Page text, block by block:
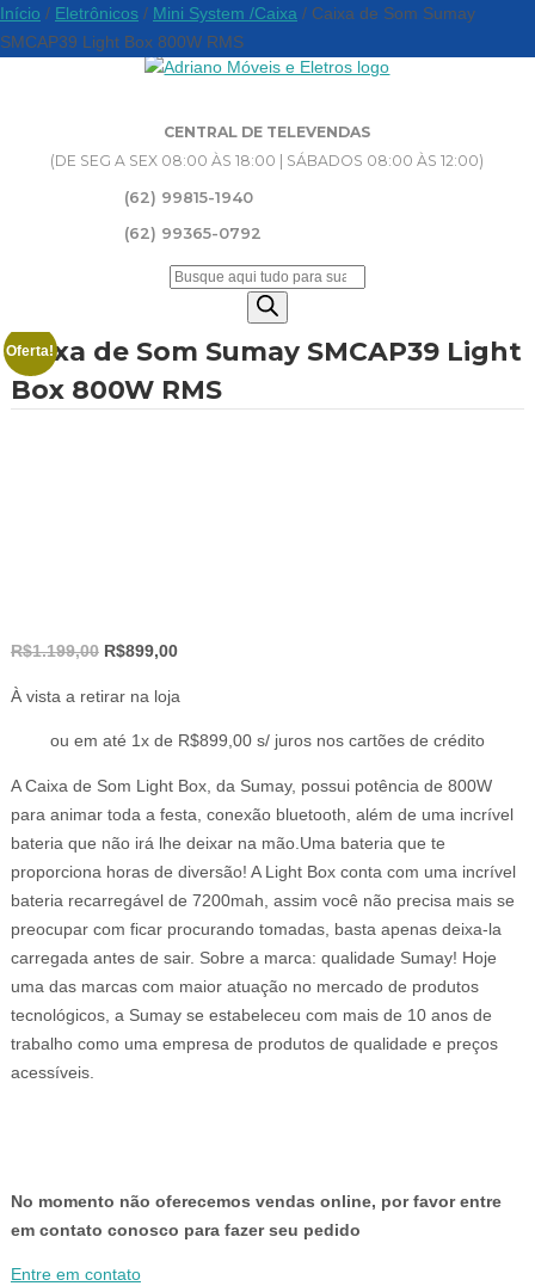
CENTRAL DE TELEVENDAS
(DE SEG A SEX 08:00 ÀS 18:00 | SÁBADOS 08:00 ÀS 12:00)
(62) 99815-1940
(62) 99365-0792
Pesquisar
Início / Eletrônicos / Mini System /Caixa / Caixa de Som Sumay
SMCAP39 Light Box 800W RMS
Caixa de Som Sumay SMCAP39 Light
Box 800W RMS
Oferta!
R$1.199,00 O
original
era:
R$899,00O
atual
é:
À vista a retirar na loja
ou em até 1x de R$899,00 s/ juros nos cartões de crédito
A Caixa de Som Light Box, da Sumay, possui potência de 800W
para animar toda a festa, conexão bluetooth, além de uma incrível
bateria que não irá lhe deixar na mão.Uma bateria que te
proporciona horas de diversão! A Light Box conta com uma incrível
bateria recarregável de 7200mah, assim você não precisa mais se
preocupar com ficar procurando tomadas, basta apenas deixa-la
carregada antes de sair. Sobre a marca: qualidade Sumay! Hoje
uma das marcas com maior atuação no mercado de produtos
tecnológicos, a Sumay se estabeleceu com mais de 10 anos de
trabalho como uma empresa de produtos de qualidade e preços
acessíveis.
No momento não oferecemos vendas online, por favor entre
em contato conosco para fazer seu pedido
Entre em contato